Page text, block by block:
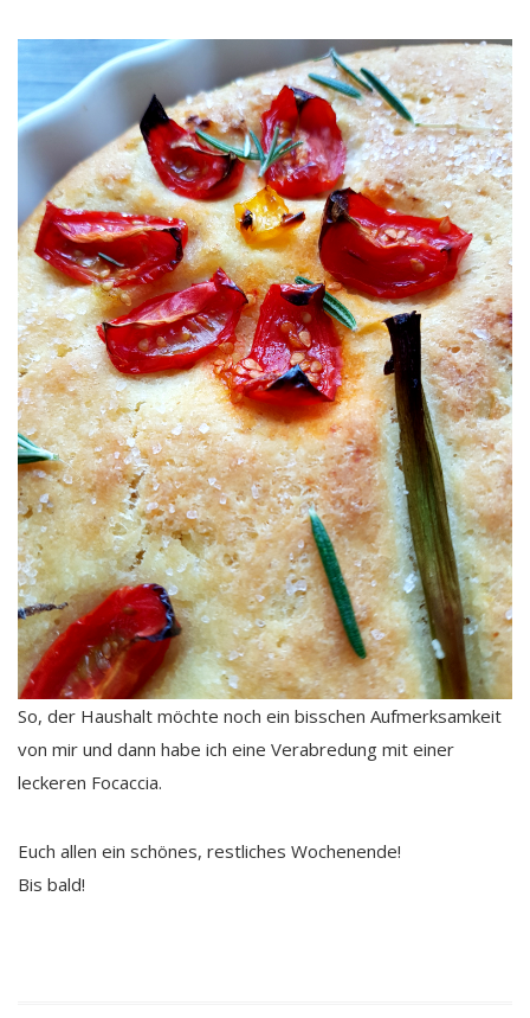
So, der Haushalt möchte noch ein bisschen Aufmerksamkeit
von mir und dann habe ich eine Verabredung mit einer
leckeren Focaccia.
Euch allen ein schönes, restliches Wochenende!
Bis bald!